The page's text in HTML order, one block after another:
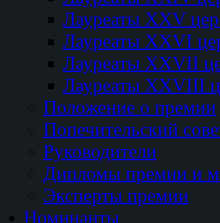
Лауреаты XXV
Лауреаты XXVI
Лауреаты XXVII
Лауреаты XXVIII
Положение о премии
Попечительский
Руководители
Дипломы премии и
Эксперты премии
Номинанты